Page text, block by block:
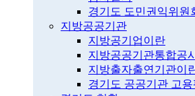
경기도 도민권익위원
지방공공기관
지방공기업이란
지방공공기관통합공시
지방출자출연기관이
경기도 공공기관 고용